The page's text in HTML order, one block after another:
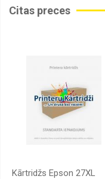
Citas preces
Kārtridžs Epson 27XL